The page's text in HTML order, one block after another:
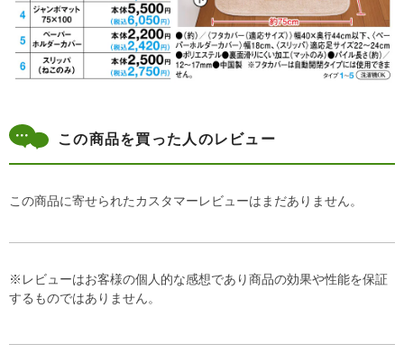
この商品を買った人のレビュー
この商品に寄せられたカスタマーレビューはまだありません。
※レビューはお客様の個人的な感想であり商品の効果や性能を保証
するものではありません。